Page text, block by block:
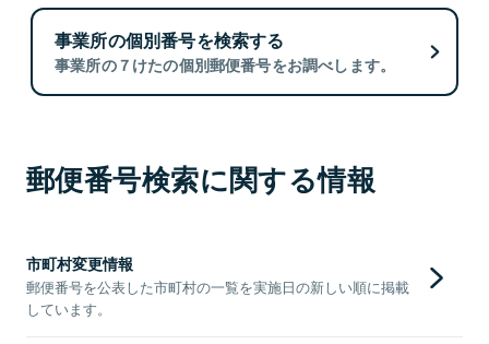
事業所の個別番号を検索する
事業所の７けたの個別郵便番号をお調べします。
郵便番号検索に関する情報
市町村変更情報
郵便番号を公表した市町村の一覧を実施日の新しい順に掲載
しています。